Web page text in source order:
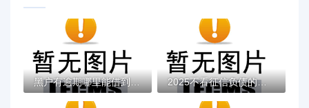
黑户有逾期哪里能借到钱啊急用！看这5个黑户... 2025不看征信负债的网贷百分百下款，最新5个...